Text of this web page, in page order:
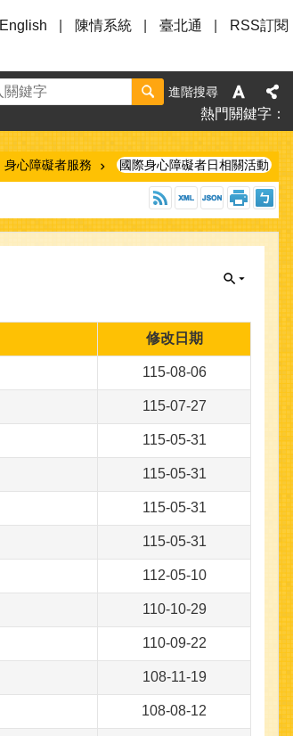
English 陳情系統 臺北通 RSS訂閱
進階搜尋
熱門關鍵字
身心障礙者服務 國際身心障礙者日相關活動
修改日期
115-08-06
115-07-27
115-05-31
115-05-31
115-05-31
115-05-31
112-05-10
110-10-29
110-09-22
108-11-19
108-08-12